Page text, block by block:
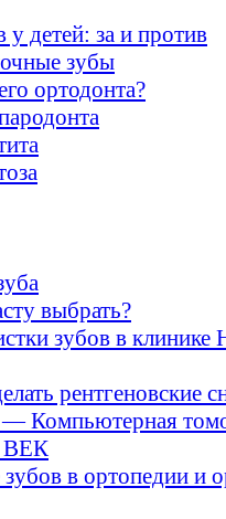
у детей: за и против
зубы
ортодонта?
выбрать?
зубов в
рентгеновские
— Компьютерная
ВЕК
в ортопедии и